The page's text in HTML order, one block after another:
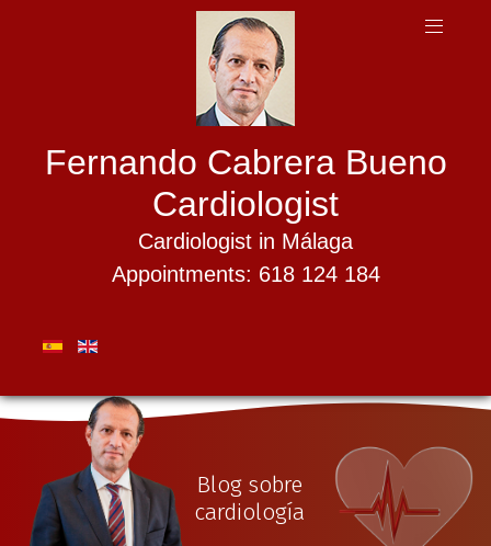
Fernando Cabrera Bueno
Cardiologist
Cardiologist in Málaga
Appointments: 618 124 184
Blog sobre
cardiología